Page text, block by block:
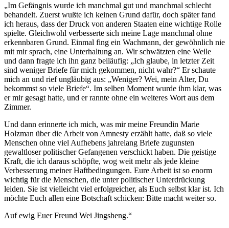
„Im Gefängnis wurde ich manchmal gut und manchmal schlecht
behandelt. Zuerst wußte ich keinen Grund dafür, doch später fand
ich heraus, dass der Druck von anderen Staaten eine wichtige Rolle
spielte. Gleichwohl verbesserte sich meine Lage manchmal ohne
erkennbaren Grund. Einmal fing ein Wachmann, der gewöhnlich nie
mit mir sprach, eine Unterhaltung an. Wir schwätzten eine Weile
und dann fragte ich ihn ganz beiläufig: „Ich glaube, in letzter Zeit
sind weniger Briefe für mich gekommen, nicht wahr?“ Er schaute
mich an und rief ungläubig aus: „Weniger? Wei, mein Alter, Du
bekommst so viele Briefe“. Im selben Moment wurde ihm klar, was
er mir gesagt hatte, und er rannte ohne ein weiteres Wort aus dem
Zimmer.
Und dann erinnerte ich mich, was mir meine Freundin Marie
Holzman über die Arbeit von Amnesty erzählt hatte, daß so viele
Menschen ohne viel Aufhebens jahrelang Briefe zugunsten
gewaltloser politischer Gefangenen verschickt haben. Die geistige
Kraft, die ich daraus schöpfte, wog weit mehr als jede kleine
Verbesserung meiner Haftbedingungen. Eure Arbeit ist so enorm
wichtig für die Menschen, die unter politischer Unterdrückung
leiden. Sie ist vielleicht viel erfolgreicher, als Euch selbst klar ist. Ich
möchte Euch allen eine Botschaft schicken: Bitte macht weiter so.
Auf ewig Euer Freund Wei Jingsheng.“